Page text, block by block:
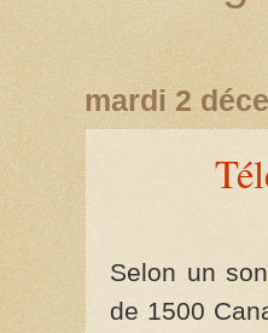
mardi 2
Selon un
de 1500